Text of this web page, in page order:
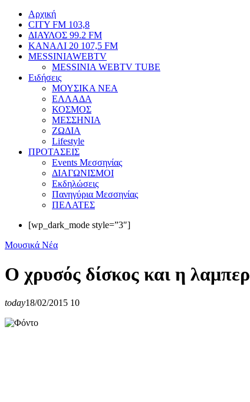
Αρχική
CITY FM 103,8
ΔΙΑΥΛΟΣ 99.2 FM
ΚΑΝΑΛΙ 20 107,5 FM
MESSINIAWEBTV
MESSINIA WEBTV TUBE
Eιδήσεις
ΜΟΥΣΙΚΑ ΝΕΑ
ΕΛΛΑΔΑ
ΚΟΣΜΟΣ
ΜΕΣΣΗΝΙΑ
ΖΩΔΙΑ
Lifestyle
ΠΡΟΤΑΣΕΙΣ
Events Μεσσηνίας
ΔΙΑΓΩΝΙΣΜΟΙ
Εκδηλώσεις
Πανηγύρια Μεσσηνίας
ΠΕΛΑΤΕΣ
[wp_dark_mode style=”3″]
Μουσικά Νέα
Ο χρυσός δίσκος και η
today18/02/2015 10